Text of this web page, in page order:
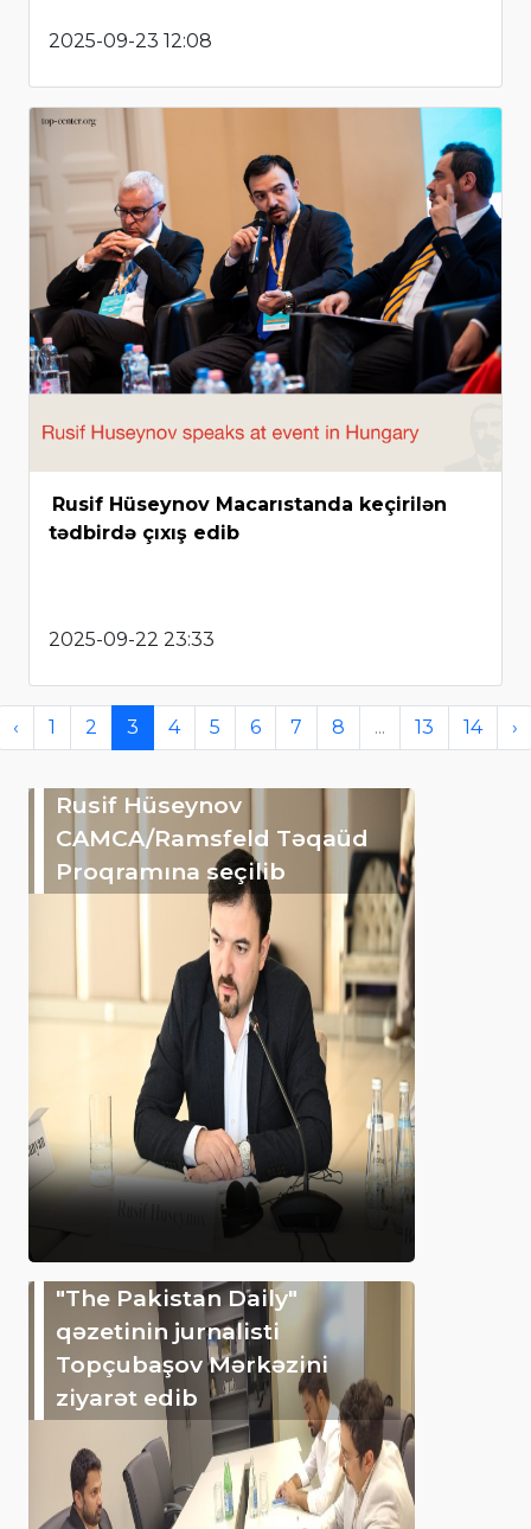
2025-09-23 12:08
Rusif Hüseynov Macarıstanda keçirilən
tədbirdə çıxış edib
2025-09-22 23:33
‹ 1 2 3 4 5 6 7 8 ... 13 14 ›
Rusif Hüseynov
CAMCA/Ramsfeld Təqaüd
Proqramına seçilib
"The Pakistan Daily"
qəzetinin jurnalisti
Topçubaşov Mərkəzini
ziyarət edib